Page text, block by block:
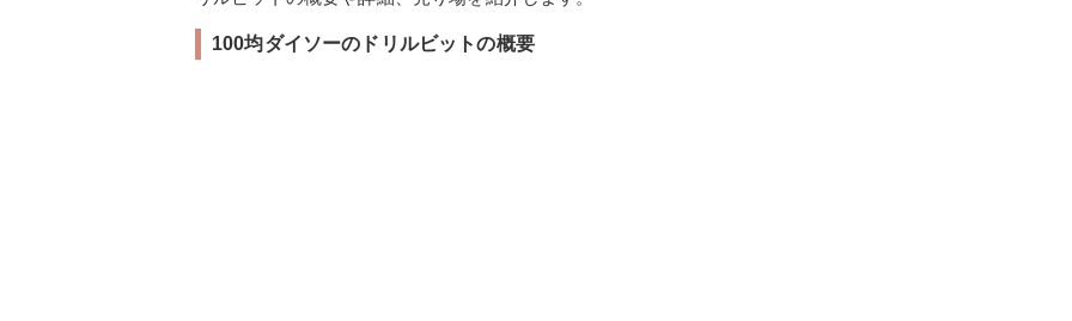
100均ダイソーのドリルビットの概要